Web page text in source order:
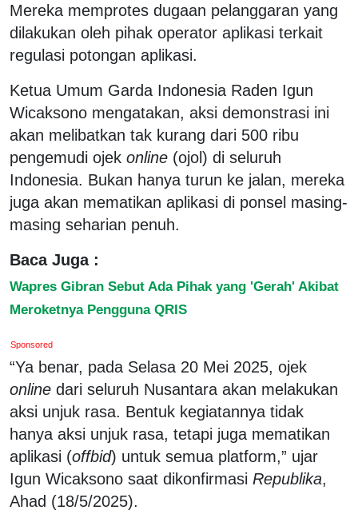
Mereka memprotes dugaan pelanggaran yang
dilakukan oleh pihak operator aplikasi terkait
regulasi potongan aplikasi.
Ketua Umum Garda Indonesia Raden Igun
Wicaksono mengatakan, aksi demonstrasi ini
akan melibatkan tak kurang dari 500 ribu
pengemudi ojek online (ojol) di seluruh
Indonesia. Bukan hanya turun ke jalan, mereka
juga akan mematikan aplikasi di ponsel masing-
masing seharian penuh.
Baca Juga :
Wapres Gibran Sebut Ada Pihak yang 'Gerah' Akibat
Meroketnya Pengguna QRIS
Sponsored
“Ya benar, pada Selasa 20 Mei 2025, ojek
online dari seluruh Nusantara akan melakukan
aksi unjuk rasa. Bentuk kegiatannya tidak
hanya aksi unjuk rasa, tetapi juga mematikan
aplikasi (offbid) untuk semua platform,” ujar
Igun Wicaksono saat dikonfirmasi Republika,
Ahad (18/5/2025).